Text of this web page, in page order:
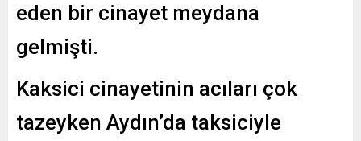
eden bir cinayet meydana
gelmişti.
Kaksici cinayetinin acıları çok
tazeyken Aydın’da taksiciyle